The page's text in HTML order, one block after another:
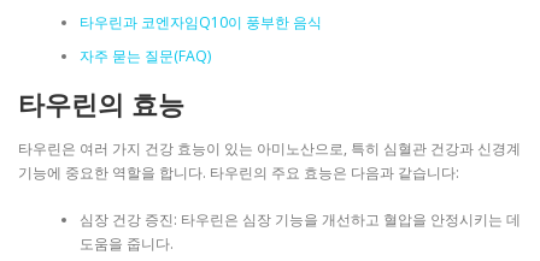
타우린과 코엔자임Q10이 풍부한 음식
자주 묻는 질문(FAQ)
타우린의 효능
타우린은 여러 가지 건강 효능이 있는 아미노산으로, 특히 심혈관 건강과 신경계
기능에 중요한 역할을 합니다. 타우린의 주요 효능은 다음과 같습니다:
심장 건강 증진: 타우린은 심장 기능을 개선하고 혈압을 안정시키는 데
도움을 줍니다.